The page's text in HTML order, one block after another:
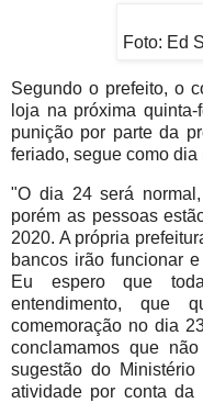
Foto: Ed
Segundo o prefeito, o
loja na próxima
punição por parte da
feriado, segue como dia
"O dia 24 será
porém as pessoas
2020. A própria
bancos irão funcionar
Eu espero que
entendimento, que
comemoração no dia
conclamamos que
sugestão do
atividade por conta da